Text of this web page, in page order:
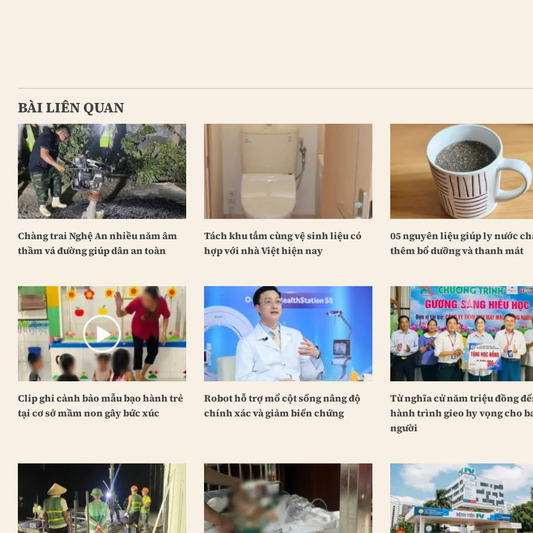
BÀI LIÊN QUAN
Chàng trai Nghệ An nhiều năm âm
thầm vá đường giúp dân an toàn
Tách khu tắm cùng vệ sinh liệu có
hợp với nhà Việt hiện nay
05 nguyên liệu giúp ly nước
thêm bổ dưỡng và thanh mát
Clip ghi cảnh bảo mẫu bạo hành trẻ
tại cơ sở mầm non gây bức xúc
Robot hỗ trợ mổ cột sống nâng độ
chính xác và giảm biến chứng
Từ nghĩa cử năm triệu đồng
hành trình gieo hy vọng cho
người